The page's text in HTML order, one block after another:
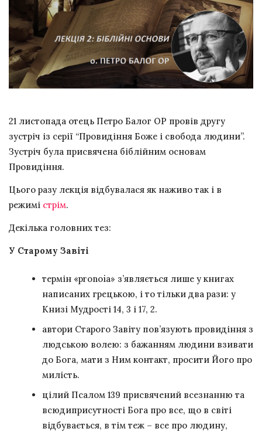
21 листопада отець Петро Балог ОР провів другу
зустріч із серії “Провидіння Боже і свобода людини”.
Зустріч була присвячена біблійним основам
Провидіння.
Цього разу лекція відбувалася як наживо так і в
режимі стрім.
Декілька головних тез:
У Старому Завіті
термін «pronoia» з’являється лише у книгах
написаних грецькою, і то тільки два рази: у
Книзі Мудрості 14, 3 і 17, 2.
автори Старого Завіту пов’язують провидіння з
людською волею: з бажанням людини взивати
до Бога, мати з Ним контакт, просити Його про
милість.
цілий Псалом 139 присвячений всезнанню та
всюдиприсутності Бога про все, що в світі
відбувається, в тім теж – все про людину,